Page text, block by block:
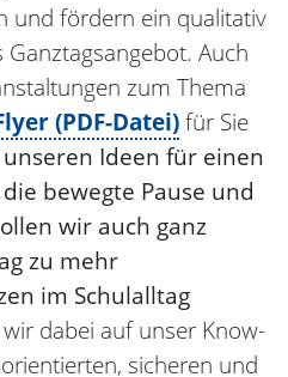
und fördern ein qualitativ
Auch
zum Thema
(PDF-Datei)für Sie
Ideen für einen
bewegte Pause und
wir auch ganz
zu mehr
im Schulalltag
dabei auf unser Know-
sicheren und